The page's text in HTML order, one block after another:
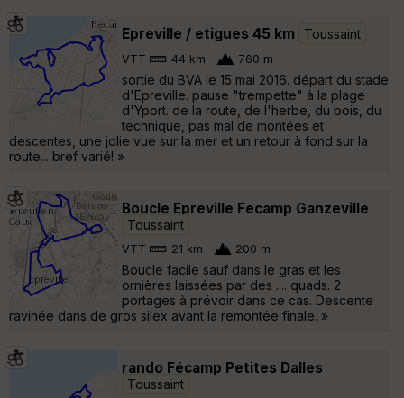
Epreville / etigues 45 km Toussaint
VTT 44 km 760 m
sortie du BVA le 15 mai 2016. départ du stade
d'Epreville. pause "trempette" à la plage
d'Yport. de la route, de l'herbe, du bois, du
technique, pas mal de montées et
descentes, une jolie vue sur la mer et un retour à fond sur la
route... bref varié! »
Boucle Epreville Fecamp Ganzeville
Toussaint
VTT 21 km 200 m
Boucle facile sauf dans le gras et les
ornières laissées par des .... quads. 2
portages à prévoir dans ce cas. Descente
ravinée dans de gros silex avant la remontée finale. »
rando Fécamp Petites Dalles
Toussaint